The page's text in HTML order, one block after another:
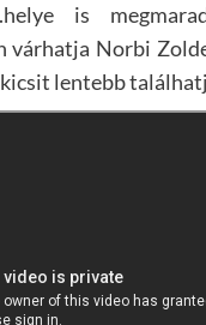
is
várhatja Norbi
lentebb